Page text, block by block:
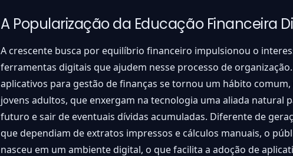
A Popularização da Educação Financeira
A crescente busca por equilíbrio financeiro impulsionou o
ferramentas digitais que ajudem nesse processo de
aplicativos para gestão de finanças se tornou um hábito
jovens adultos, que enxergam na tecnologia uma aliada natural
futuro e sair de eventuais dívidas acumuladas. Diferente de
que dependiam de extratos impressos e cálculos manuais, o
nasceu em um ambiente digital, o que facilita a adoção de